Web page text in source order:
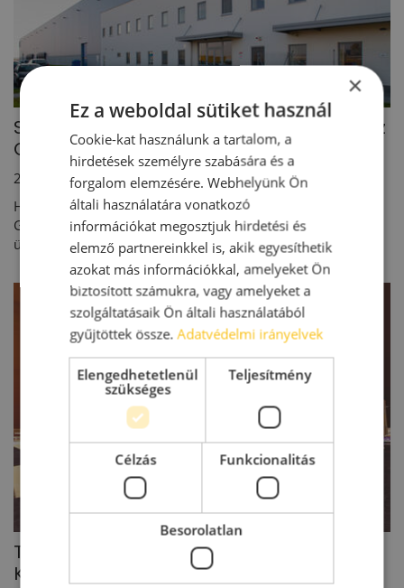
Szerződést hosszabbított a Goodman az
Oriflame-mel
2016. 04. 04.
Hatéves szerződéshosszabbításról írt alá megállapodást a
Goodman és az Üllő Airport Logisztikai Központ második
ütemét bérlő Oriflame Hungary. A svéd szépségipari cég...
Tovább erősíti pozícióját a Goodman
Kelet-Közép-Európában
×
Ez a weboldal sütiket használ
Cookie-kat használunk a tartalom, a
hirdetések személyre szabására és a
forgalom elemzésére. Webhelyünk Ön
általi használatára vonatkozó
információkat megosztjuk hirdetési és
elemző partnereinkkel is, akik egyesíthetik
azokat más információkkal, amelyeket Ön
biztosított számukra, vagy amelyeket a
szolgáltatásaik Ön általi használatából
gyűjtöttek össze.Adatvédelmi irányelvek
Elengedhetetlenül
szükséges
Teljesítmény
Célzás Funkcionalitás
Besorolatlan